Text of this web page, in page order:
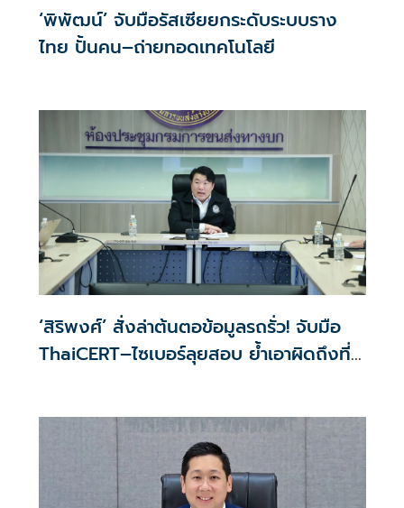
‘พิพัฒน์’ จับมือรัสเซียยกระดับระบบราง
ไทย ปั้นคน–ถ่ายทอดเทคโนโลยี
‘สิริพงศ์’ สั่งล่าต้นตอข้อมูลรถรั่ว! จับมือ
ThaiCERT–ไซเบอร์ลุยสอบ ย้ำเอาผิดถึงที่